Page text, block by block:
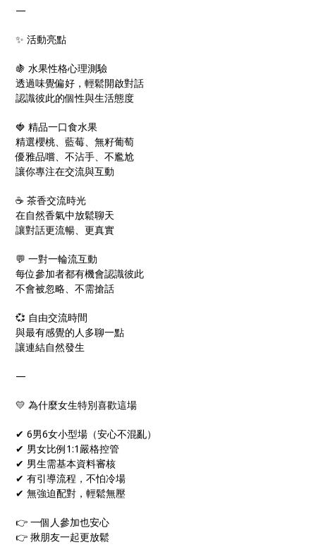
—
✨ 活動亮點
🍇 水果性格心理測驗
透過味覺偏好，輕鬆開啟對話
認識彼此的個性與生活態度
🍓 精品一口食水果
精選櫻桃、藍莓、無籽葡萄
優雅品嚐、不沾手、不尷尬
讓你專注在交流與互動
☕ 茶香交流時光
在自然香氣中放鬆聊天
讓對話更流暢、更真實
💬 一對一輪流互動
每位參加者都有機會認識彼此
不會被忽略、不需搶話
💞 自由交流時間
與最有感覺的人多聊一點
讓連結自然發生
—
💛 為什麼女生特別喜歡這場
✔ 6男6女小型場（安心不混亂）
✔ 男女比例1:1嚴格控管
✔ 男生需基本資料審核
✔ 有引導流程，不怕冷場
✔ 無強迫配對，輕鬆無壓
👉 一個人參加也安心
👉 揪朋友一起更放鬆